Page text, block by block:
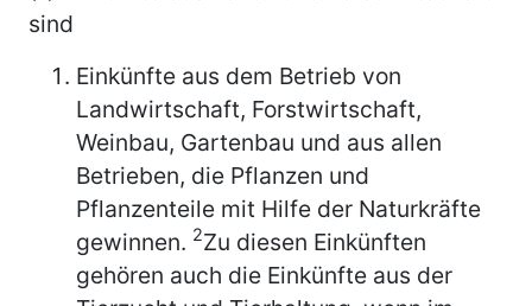
sind
Einkünfte aus dem Betrieb von
Landwirtschaft, Forstwirtschaft,
Weinbau, Gartenbau und aus allen
Betrieben, die Pflanzen und
Pflanzenteile mit Hilfe der Naturkräfte
gewinnen. 2Zu diesen Einkünften
gehören auch die Einkünfte aus der